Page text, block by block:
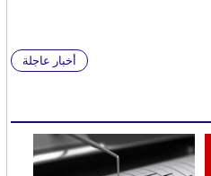
أخبار عاجلة